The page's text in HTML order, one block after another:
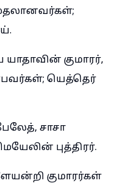
குமாரர்,
யெத்தெர்
சாசா
புத்திரர்.
குமாரர்கள்